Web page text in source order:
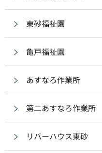
東砂福祉園
亀戸福祉園
あすなろ作業所
第二あすなろ作業所
リバーハウス東砂